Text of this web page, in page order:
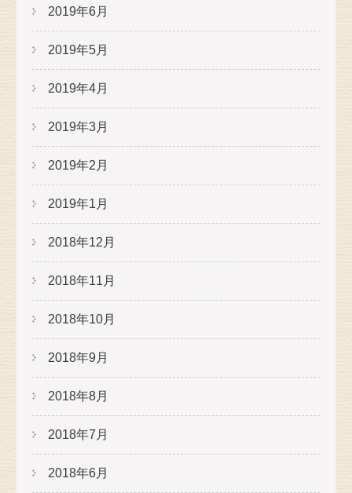
2019年6月
2019年5月
2019年4月
2019年3月
2019年2月
2019年1月
2018年12月
2018年11月
2018年10月
2018年9月
2018年8月
2018年7月
2018年6月